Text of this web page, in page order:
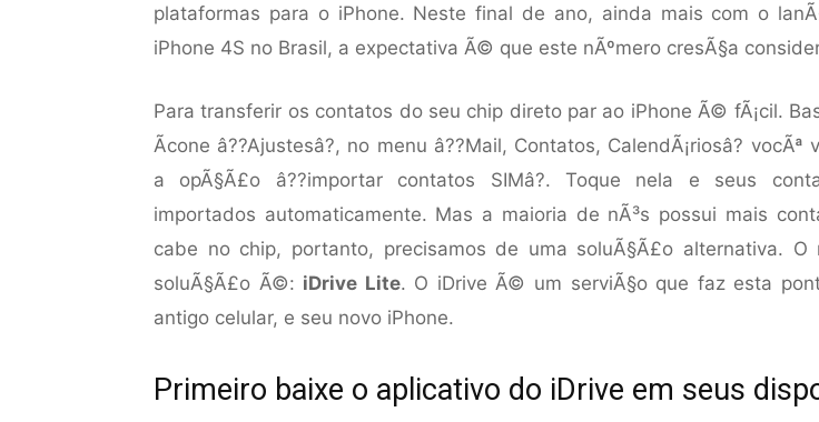
plataformas para o iPhone. Neste final de ano, ainda mais com o
iPhone 4S no Brasil, a expectativa Ã© que este nÃºmero cresÃ§a
Para transferir os contatos do seu chip direto par ao iPhone Ã© fÃ¡cil.
Ã­cone â??Ajustesâ?, no menu â??Mail, Contatos, CalendÃ¡riosâ? vocÃª
a opÃ§Ã£o â??importar contatos SIMâ?. Toque nela e seus
importados automaticamente. Mas a maioria de nÃ³s possui mais
cabe no chip, portanto, precisamos de uma soluÃ§Ã£o alternativa. O
soluÃ§Ã£o Ã©: iDrive Lite. O iDrive Ã© um serviÃ§o que faz esta
antigo celular, e seu novo iPhone.
Primeiro baixe o aplicativo do iDrive em seus